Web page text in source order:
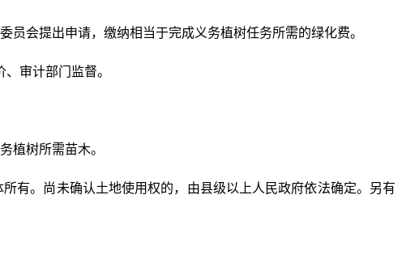
会提出申请，缴纳相当于完成义务植树任务所需的绿化费。
审计部门监督。
植树所需苗木。
有。尚未确认土地使用权的，由县级以上人民政府依法确定。另有